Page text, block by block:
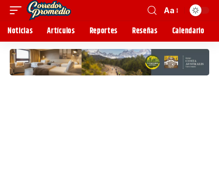
Aa
Noticias Artículos Reportes Reseñas Calendario